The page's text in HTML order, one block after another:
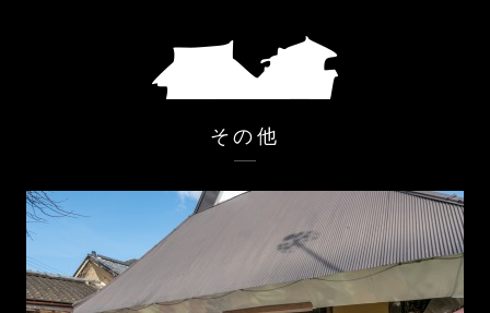
その他